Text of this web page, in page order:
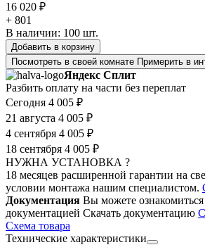
16 020 ₽
+ 801
В наличии: 100 шт.
Добавить в корзину
Посмотреть в своей комнате Примерить в
Яндекс Сплит
Разбить оплату на части без переплат
Сегодня 4 005 ₽
21 августа 4 005 ₽
4 сентября 4 005 ₽
18 сентября 4 005 ₽
НУЖНА УСТАНОВКА ?
18 месяцев расширенной гарантии на
условии монтажа нашим специалистом.
Документация Вы можете
документацией Скачать документацию
Cхема товара
Технические характеристики